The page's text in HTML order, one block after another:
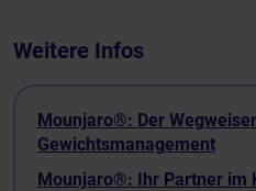
Weitere Infos
Mounjaro®: Der
Gewichtsmanagement
Mounjaro®: Ihr Partner im